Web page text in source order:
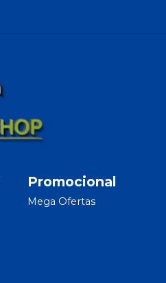
Promocional
Mega Ofertas